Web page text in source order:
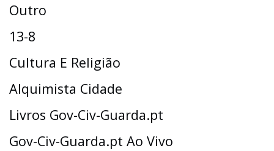
Outro
13-8
Cultura E Religião
Alquimista Cidade
Livros Gov-Civ-Guarda.pt
Gov-Civ-Guarda.pt Ao Vivo